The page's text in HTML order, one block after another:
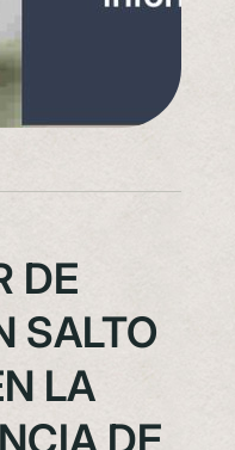
DE
SALTO
LA
DE